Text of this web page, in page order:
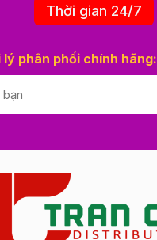
Thời gian 24/7
lý phân phối chính hãng: